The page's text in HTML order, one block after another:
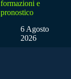
formazioni e
pronostico
6 Agosto
2026